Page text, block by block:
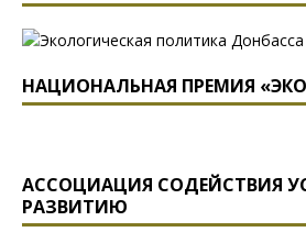
НАЦИОНАЛЬНАЯ ПРЕМИЯ
АССОЦИАЦИЯ СОДЕЙСТВИЯ
РАЗВИТИЮ